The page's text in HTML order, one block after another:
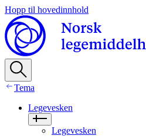
Hopp til hovedinnhold
Tema
Legevesken
Legevesken